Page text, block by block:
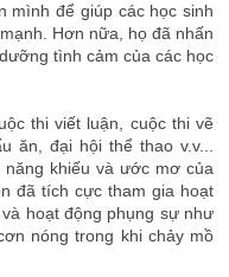
mình để giúp các học sinh
Hơn nữa, họ đã nhấn
tình cảm của các học
thi viết luận, cuộc thi vẽ
ăn, đại hội thể thao v.v...
khiếu và ước mơ của
đã tích cực tham gia hoạt
hoạt động phụng sự như
nóng trong khi chảy mồ